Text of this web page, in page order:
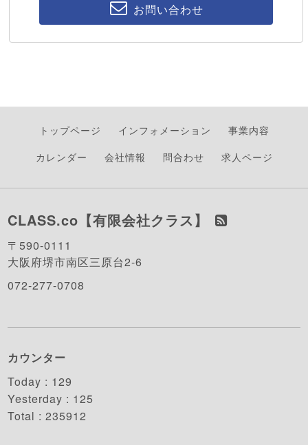
お問い合わせ
トップページ インフォメーション
事業内容
カレンダー
会社情報 問合わせ 求人ページ
CLASS.co【有限会社クラス】
〒590-0111
大阪府堺市南区三原台2-6
072-277-0708
カウンター
Today : 129
Yesterday : 125
Total :235912